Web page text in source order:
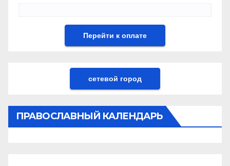
сетевой город
ПРАВОСЛАВНЫЙ КАЛЕНДАРЬ